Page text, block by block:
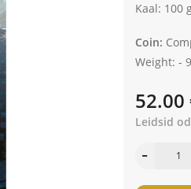
Kaal: 100
Coin:
Weight: -
52.00
Leidsid